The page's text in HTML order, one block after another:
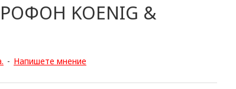
KOENIG &
- Напишете мнение